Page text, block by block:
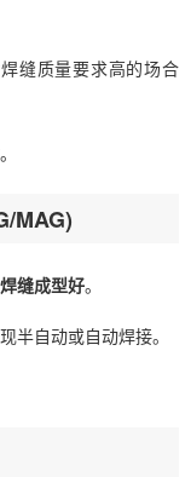
缝质量要求高的场合
MAG)
焊缝成型好。
半自动或自动焊接。